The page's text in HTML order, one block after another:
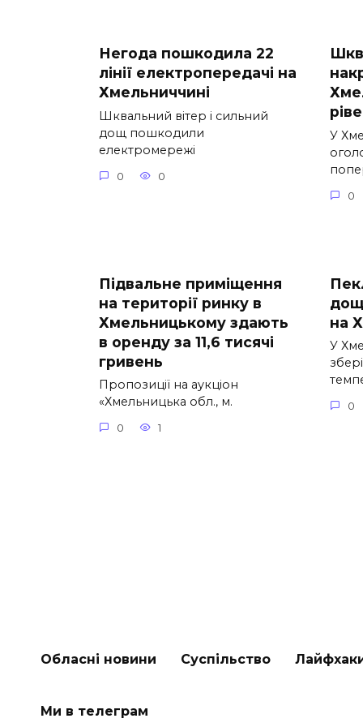
Негода пошкодила 22
лінії електропередачі на
Хмельниччині
Шквальний вітер і сильний
дощ пошкодили
електромережі
0 0
У
0
Підвальне приміщення
на території ринку в
Хмельницькому здають
в оренду за 11,6 тисячі
гривень
Пропозиції на аукціон
«Хмельницька обл., м.
0 1
на
У
0
Обласні новини Суспільство
Ми в телеграм